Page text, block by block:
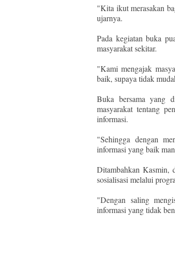
"Kita ikut merasakan
ujarnya.
Pada kegiatan buka
masyarakat sekitar.
"Kami mengajak
baik, supaya tidak
Buka bersama yang
masyarakat tentang
informasi.
"Sehingga dengan
informasi yang baik
Ditambahkan Kasmin,
sosialisasi melalui
"Dengan saling
informasi yang tidak